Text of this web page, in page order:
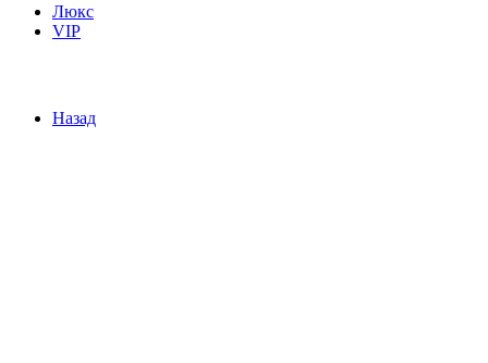
Люкс
VIP
Назад